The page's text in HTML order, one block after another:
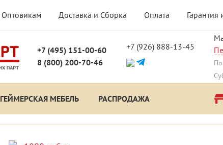
Оптовикам Доставка и Сборка Оплата Гарантия
+7 (495) 151-00-60
8 (800) 200-70-46
+7 (926) 888-13-45
ГЕЙМЕРСКАЯ МЕБЕЛЬ РАСПРОДАЖА